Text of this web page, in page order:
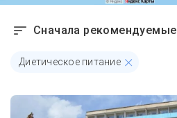
Сначала рекомендуемые
Диетическое питание